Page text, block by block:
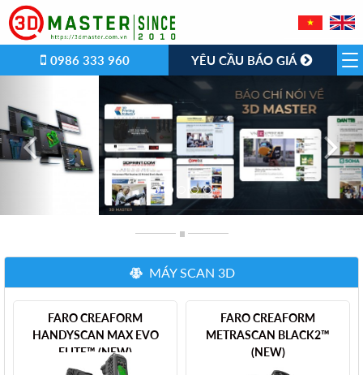
0986 333 960 YÊU CẦU BÁO GIÁ
MÁY SCAN 3D
FARO CREAFORM
HANDYSCAN MAX EVO
ELITE™ (NEW)
FARO CREAFORM
METRASCAN BLACK2™
(NEW)